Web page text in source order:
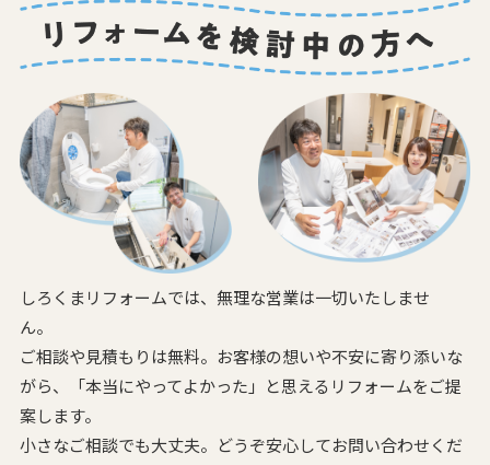
しろくまリフォームでは、無理な営業は一切いたしませ
ん。
ご相談や見積もりは無料。お客様の想いや不安に寄り添いな
がら、
「本当にやってよかった」と思えるリフォームをご提
案します。
小さなご相談でも大丈夫。どうぞ安心してお問い合わせくだ